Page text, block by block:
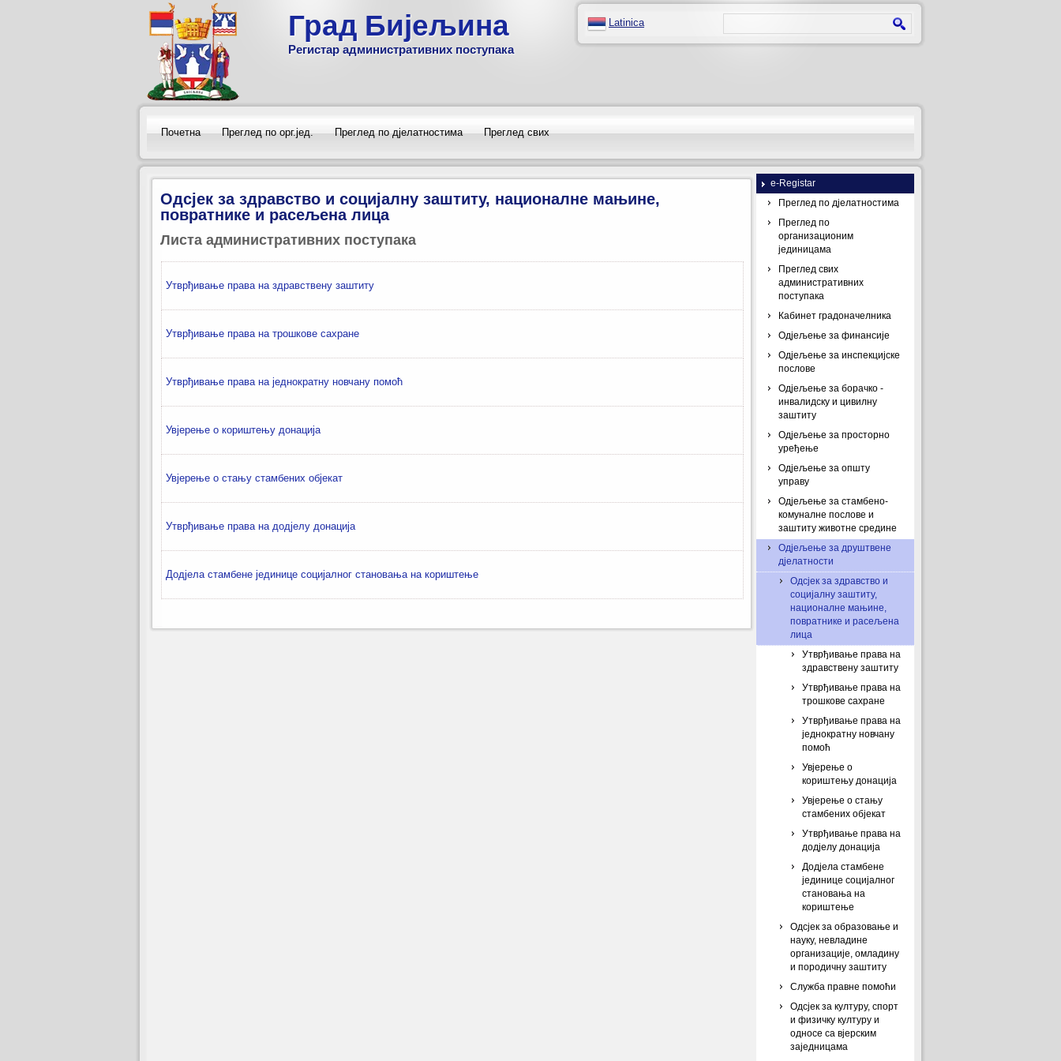
Град Бијељина
Регистар административних поступака
Latinica
Почетна Преглед по орг.јед. Преглед по дјелатностима Преглед свих
Одсјек за здравство и социјалну заштиту, националне мањине,
повратнике и расељена лица
Листа административних поступака
Утврђивање права на здравствену заштиту
Утврђивање права на трошкове сахране
Утврђивање права на једнократну новчану помоћ
Увјерење о кориштењу донација
Увјерење о стању стамбених објекат
Утврђивање права на додјелу донација
Додјела стамбене јединице социјалног становања на кориштење
e-Registar
Преглед по дјелатностима
Преглед по
организационим
јединицама
Преглед свих
административних
поступака
Кабинет градоначелника
Одјељење за финансије
Одјељење за инспекцијске
послове
Одјељење за борачко -
инвалидску и цивилну
заштиту
Одјељење за просторно
уређење
Одјељење за општу
управу
Одјељење за стамбено-
комуналне послове и
заштиту животне средине
Одјељење за друштвене
дјелатности
Одсјек за здравство и
социјалну заштиту,
националне мањине,
повратнике и расељена
лица
Утврђивање права на
здравствену заштиту
Утврђивање права на
трошкове сахране
Утврђивање права на
једнократну новчану
помоћ
Увјерење о
кориштењу донација
Увјерење о стању
стамбених објекат
Утврђивање права на
додјелу донација
Додјела стамбене
јединице социјалног
становања на
кориштење
Одсјек за образовање и
науку, невладине
организације, омладину
и породичну заштиту
Служба правне помоћи
Одсјек за културу, спорт
и физичку културу и
односе са вјерским
заједницама